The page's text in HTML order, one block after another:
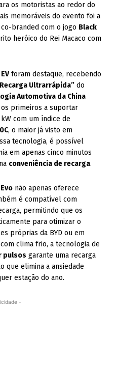
os motoristas ao redor do
memoráveis do evento foi a
branded com o jogo Black
heróico do Rei Macaco com
foram destaque, recebendo
Ultrarrápida” do
Automotiva da China
primeiros a suportar
com um índice de
, o maior já visto em
tecnologia, é possível
em apenas cinco minutos
conveniência de recarga.
não apenas oferece
é compatível com
permitindo que os
para otimizar o
próprias da BYD ou em
clima frio, a tecnologia de
pulsos garante uma recarga
que elimina a ansiedade
estação do ano.
-